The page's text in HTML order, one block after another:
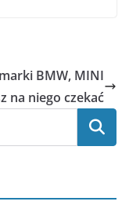
BMW, MINI
na niego czekać